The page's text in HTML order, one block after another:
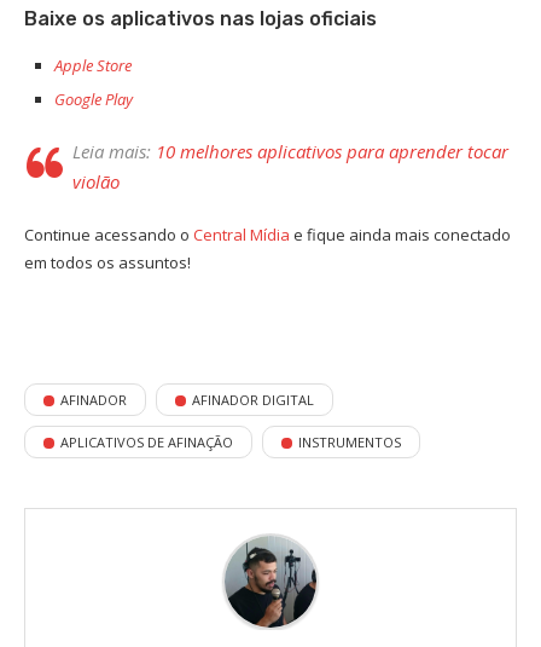
Baixe os aplicativos nas lojas oficiais
Apple Store
Google Play
Leia mais: 10 melhores aplicativos para aprender tocar
violão
Continue acessando o Central Mídia e fique ainda mais conectado
em todos os assuntos!
AFINADOR AFINADOR DIGITAL
APLICATIVOS DE AFINAÇÃO INSTRUMENTOS